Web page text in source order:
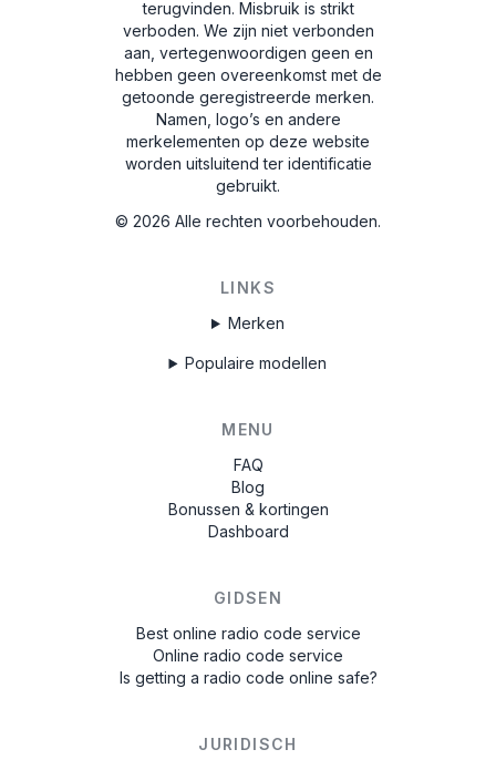
terugvinden. Misbruik is strikt
verboden. We zijn niet verbonden
aan, vertegenwoordigen geen en
hebben geen overeenkomst met de
getoonde geregistreerde merken.
Namen, logo’s en andere
merkelementen op deze website
worden uitsluitend ter identificatie
gebruikt.
© 2026 Alle rechten voorbehouden.
LINKS
Merken
Populaire modellen
MENU
FAQ
Blog
Bonussen & kortingen
Dashboard
GIDSEN
Best online radio code service
Online radio code service
Is getting a radio code online safe?
JURIDISCH